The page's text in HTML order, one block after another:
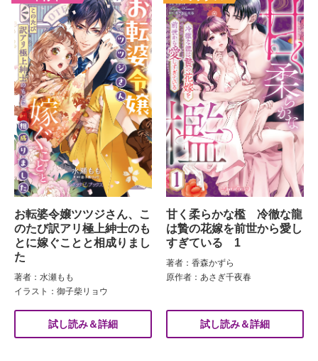
お転婆令嬢ツツジさん、こ
のたび訳アリ極上紳士のも
とに嫁ぐことと相成りまし
た
著者：水瀬もも
イラスト：御子柴リョウ
試し読み＆詳細
甘く柔らかな檻 冷徹な龍
は贄の花嫁を前世から愛し
すぎている 1
著者：香森かずら
原作者：あさぎ千夜春
試し読み＆詳細